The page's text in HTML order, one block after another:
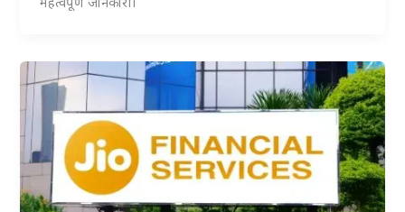
महत्वपूर्ण जानकारी।